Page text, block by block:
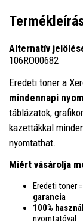
Alternatív
106RO00682
Eredeti toner a
mindennapi
táblázatok,
kazettákkal
nyomtathat.
Miért vásárolja
Eredeti toner =
garancia
100%
nyomtatóval